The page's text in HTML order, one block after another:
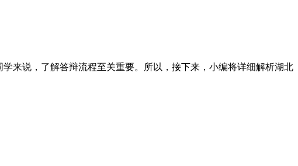
来说，了解答辩流程至关重要。所以，接下来，小编将详细解析湖北